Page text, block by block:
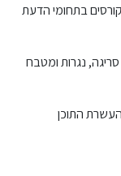
בתחומי הדעת
סריגה, נגרות ומטבח
התוכן